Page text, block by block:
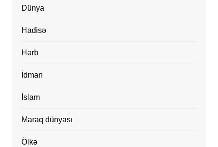
Dünya
Hadisə
Hərb
İdman
İslam
Maraq dünyası
Ölkə